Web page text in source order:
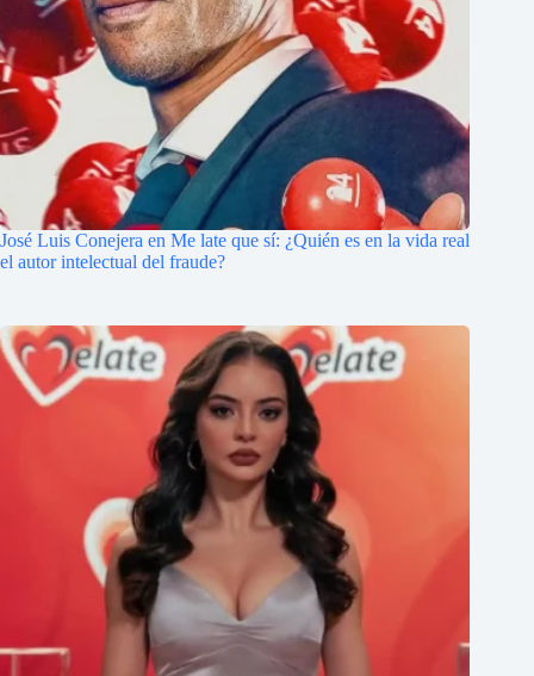
José Luis Conejera en Me late que sí: ¿Quién es en la vida real
el autor intelectual del fraude?